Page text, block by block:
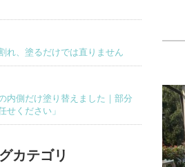
れ、塗るだけでは直りません
内側だけ塗り替えました｜部分
せください」
カテゴリ